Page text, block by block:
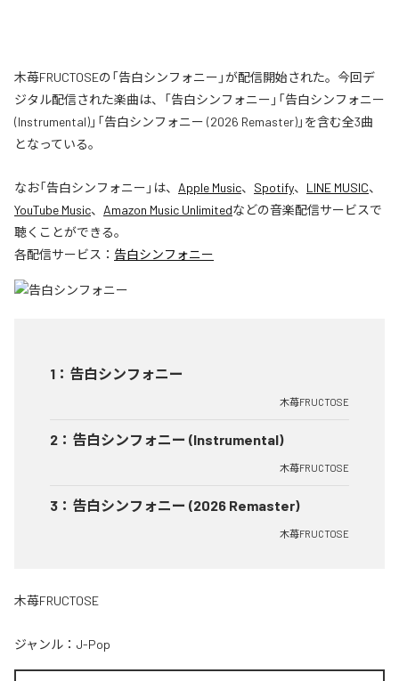
木苺FRUCTOSEの「告白シンフォニー」が配信開始された。今回デ
ジタル配信された楽曲は、「告白シンフォニー」「告白シンフォニー
(Instrumental)」「告白シンフォニー (2026 Remaster)」を含む全3曲
となっている。
なお「告白シンフォニー 」は、 Apple Music、 Spotify、 LINE MUSIC、
YouTube Music、 Amazon Music Unlimitedなどの音楽配信サービスで
聴くことができる。
各配信サービス： 告白シンフォニー
1 ： 告白シンフォニー
木苺FRUCTOSE
2 ： 告白シンフォニー (Instrumental)
木苺FRUCTOSE
3 ： 告白シンフォニー (2026 Remaster)
木苺FRUCTOSE
木苺FRUCTOSE
ジャンル： J-Pop